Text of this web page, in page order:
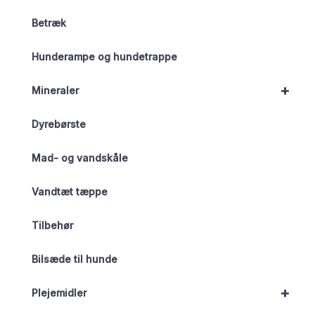
Betræk
Hunderampe og hundetrappe
+
Mineraler
Dyrebørste
Mad- og vandskåle
Vandtæt tæppe
Tilbehør
Bilsæde til hunde
+
Plejemidler